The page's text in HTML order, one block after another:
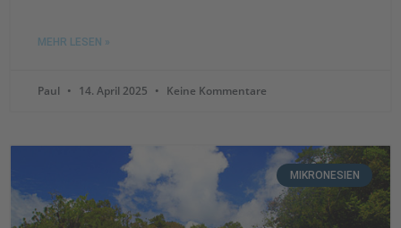
MEHR LESEN »
Paul 14. April 2025 Keine Kommentare
MIKRONESIEN